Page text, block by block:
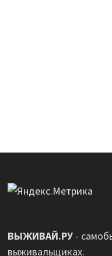
ВЫЖИВАЙ.РУ-
выживальщиках.